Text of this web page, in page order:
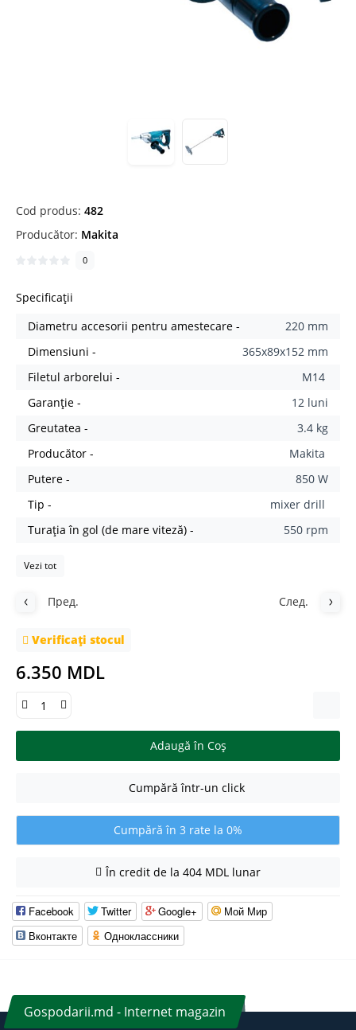
Cod produs: 482
Producător: Makita
0
Specificații
Diametru accesorii pentru amestecare -
220 mm
Dimensiuni -
365x89x152 mm
Filetul arborelui -
M14
Garanție -
12 luni
Greutatea -
3.4 kg
Producător -
Makita
Putere -
850 W
Tip -
mixer drill
Turația în gol (de mare viteză) -
550 rpm
Vezi tot
Пред. След.
Verificați stocul
6.350 MDL
Adaugă în Coş
Cumpără într-un click
Cumpără în 3 rate la 0%
În credit de la 404 MDL lunar
Facebook Twitter Google+
Мой Мир
Вконтакте
Одноклассники
Gospodarii.md - Internet magazin